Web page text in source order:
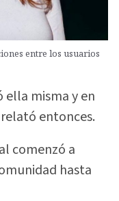
entre los usuarios
ella misma y en
entonces.
comenzó a
hasta